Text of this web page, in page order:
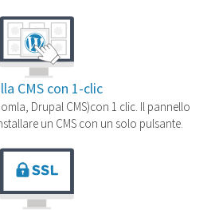
CMS con 1-clic
Drupal CMS)con 1 clic. Il pannello
un CMS con un solo pulsante.